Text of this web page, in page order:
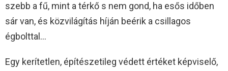
szebb a fű, mint a térkő s nem gond, ha esős időben
sár van, és közvilágítás híján beérik a csillagos
égbolttal…
Egy kerítetlen, építészetileg védett értéket képviselő,